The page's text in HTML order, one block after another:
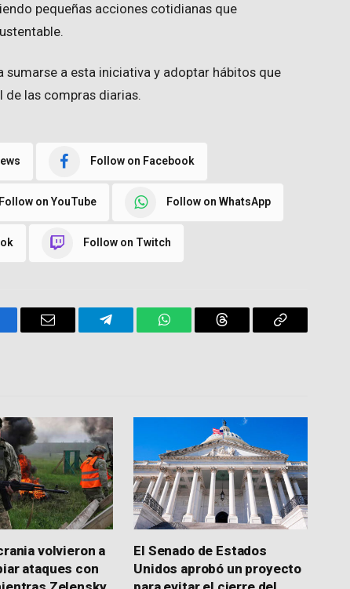
pequeñas acciones cotidianas que
a esta iniciativa y adoptar hábitos que
las compras diarias.
Follow on Facebook
Follow on YouTube Follow on WhatsApp
Follow on Twitch
Email Telegram WhatsAppThreads
Copy
volvieron a
ataques con
El Senado de Estados
Unidos aprobó un proyecto